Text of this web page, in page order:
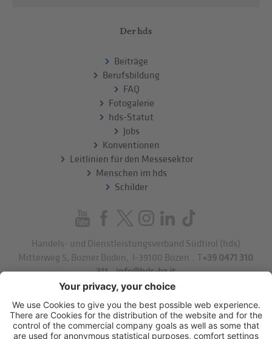
Der hds
Beiträge
Berufsbildung
FAQ
Fotogalerie
hds-Statut
Jobs
Konventionen
Leitlinien für den Messesektor
Menschen im hds
Schilder
Handels- und Dienstleistungsverband Südtirol (hds)
Mitterweg 5, Bozner Boden
I-39100 Bozen . T+39 0471 310
311.info@hds-bz.it
Impressum
Datenschutzerklärung
Cookie-Einstellungen
Sitemap